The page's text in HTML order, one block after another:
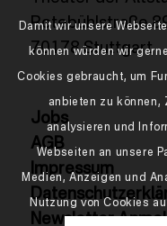
Rotebühlstraße
70178 Stuttgart
Jobs
AGB
Impressum
Newsletter
Damit wir unsere
können würden wir
Cookies gebraucht, um
anbieten zu können,
analysieren und
Webseiten an unsere
Medien, Anzeigen und
Nutzung von Cookies